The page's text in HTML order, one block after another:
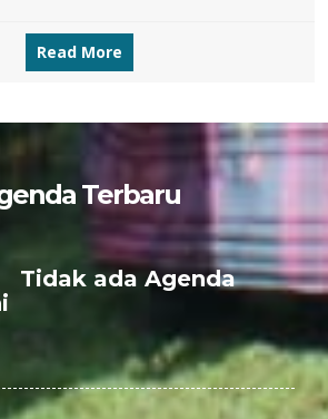
Read More
Terbaru
Tidak ada Agenda